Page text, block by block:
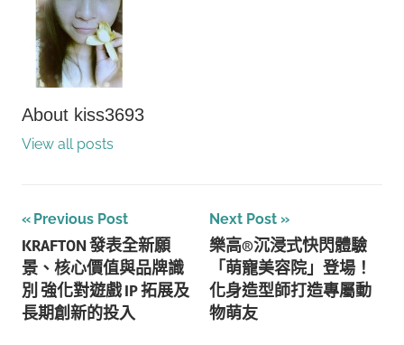
About kiss3693
View all posts
文
章
導
覽
Previous Post
KRAFTON 發表全新願
景、核心價值與品牌識
別 強化對遊戲 IP 拓展及
長期創新的投入
Next Post
樂高®沉浸式快閃體驗
「萌寵美容院」登場！
化身造型師打造專屬動
物萌友